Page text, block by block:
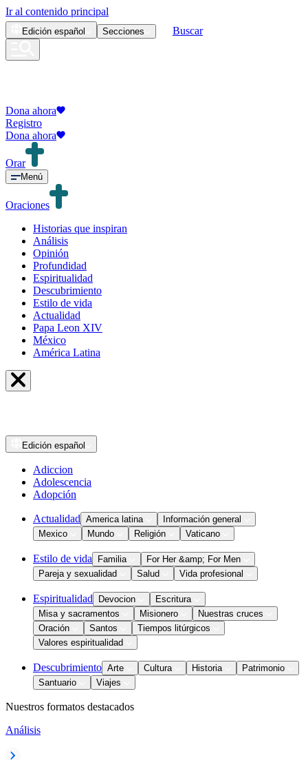
Ir al contenido principal
Edición español Secciones Buscar
Dona ahora
Registro
Dona ahora
Orar
Menú
Oraciones
Historias que inspiran
Análisis
Opinión
Profundidad
Espiritualidad
Descubrimiento
Estilo de vida
Actualidad
Papa Leon XIV
México
América Latina
Edición español
Adiccion
Adolescencia
Adopción
Actualidad America latina
Información general
Mexico
Mundo Religión Vaticano
Estilo de vida Familia
For Her &amp; For Men
Pareja y sexualidad
Salud Vida profesional
Espiritualidad Devocion
Escritura
Misa y sacramentos
Misionero
Nuestras cruces
Oración
Santos
Tiempos litúrgicos
Valores espiritualidad
Descubrimiento Arte Cultura Historia
Patrimonio
Santuario
Viajes
Nuestros formatos destacados
Análisis